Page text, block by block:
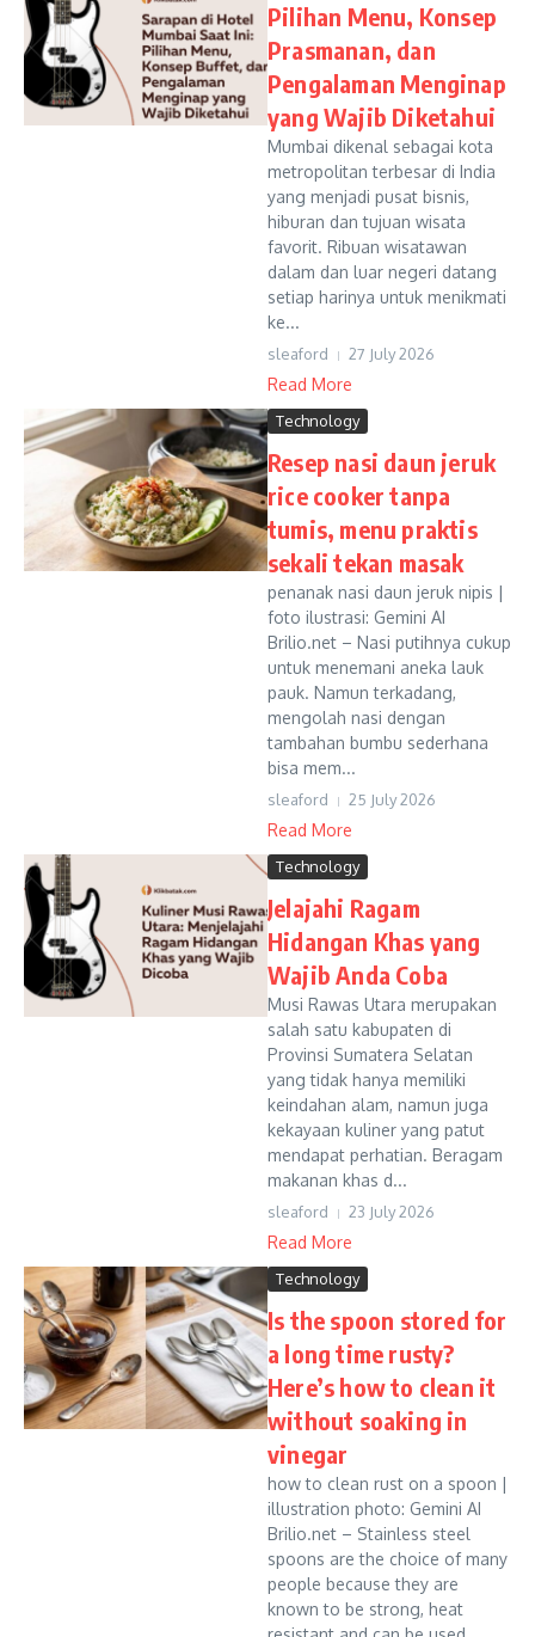
Pilihan Menu, Konsep
Prasmanan, dan
Pengalaman Menginap
yang Wajib Diketahui
Mumbai dikenal sebagai kota
metropolitan terbesar di India
yang menjadi pusat bisnis,
hiburan dan tujuan wisata
favorit. Ribuan wisatawan
dalam dan luar negeri datang
setiap harinya untuk menikmati
ke...
sleaford 27 July 2026
Read More
Technology
Resep nasi daun jeruk
rice cooker tanpa
tumis, menu praktis
sekali tekan masak
penanak nasi daun jeruk nipis |
foto ilustrasi: Gemini AI
Brilio.net – Nasi putihnya cukup
untuk menemani aneka lauk
pauk. Namun terkadang,
mengolah nasi dengan
tambahan bumbu sederhana
bisa mem...
sleaford 25 July 2026
Read More
Technology
Jelajahi Ragam
Hidangan Khas yang
Wajib Anda Coba
Musi Rawas Utara merupakan
salah satu kabupaten di
Provinsi Sumatera Selatan
yang tidak hanya memiliki
keindahan alam, namun juga
kekayaan kuliner yang patut
mendapat perhatian. Beragam
makanan khas d...
sleaford 23 July 2026
Read More
Technology
Is the spoon stored for
a long time rusty?
Here’s how to clean it
without soaking in
vinegar
how to clean rust on a spoon |
illustration photo: Gemini AI
Brilio.net – Stainless steel
spoons are the choice of many
people because they are
known to be strong, heat